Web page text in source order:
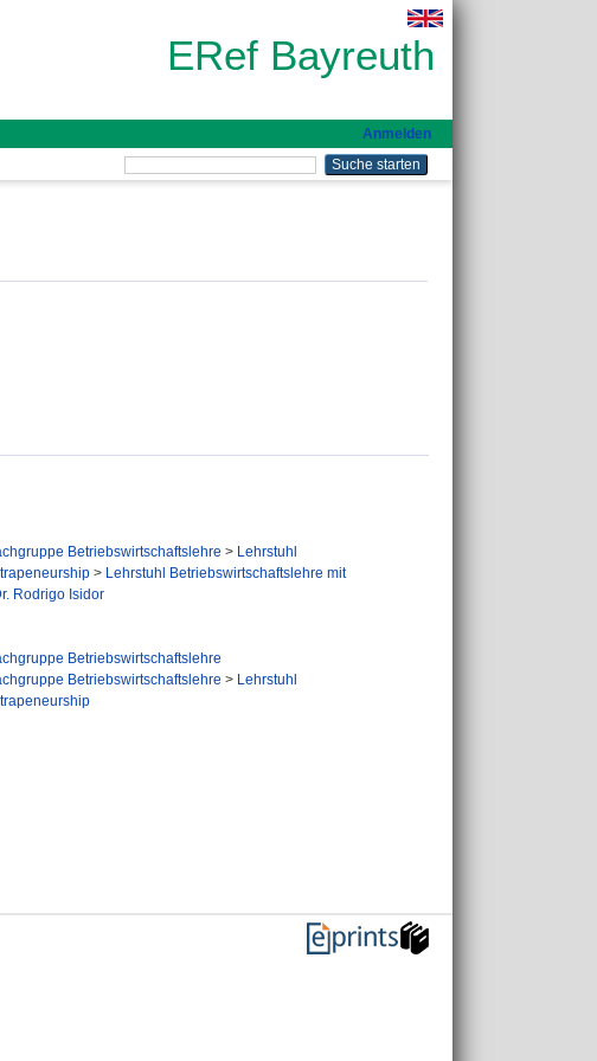
ERef Bayreuth
Anmelden
Betriebswirtschaftslehre > Lehrstuhl
> Lehrstuhl Betriebswirtschaftslehre mit
Rodrigo Isidor
Betriebswirtschaftslehre
Betriebswirtschaftslehre > Lehrstuhl